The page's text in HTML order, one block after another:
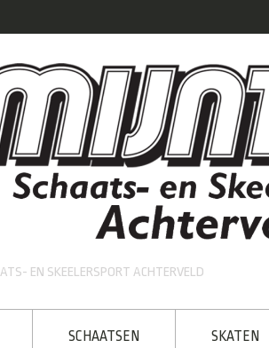
EN SKEELERSPORT ACHTERVELD
SCHAATSEN SKATEN